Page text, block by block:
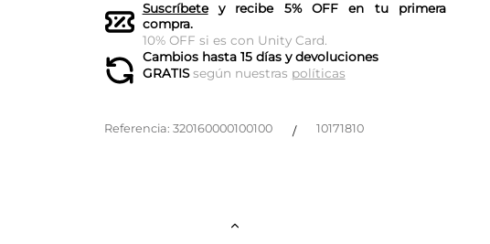
Suscríbetey recibe 5% OFF en tu primera
compra.
10% OFF si es con Unity Card.
Cambios hasta 15 días y devoluciones
GRATISsegún nuestras políticas
Referencia: 320160000100100 / 10171810